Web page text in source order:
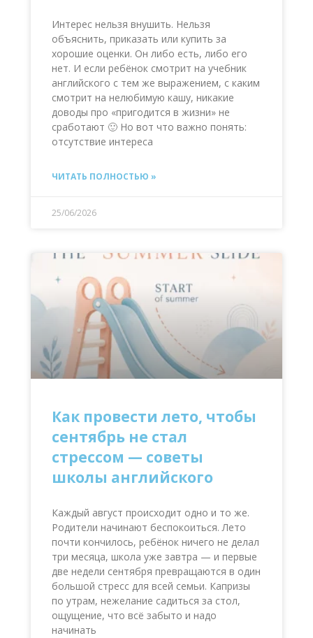
Интерес нельзя внушить. Нельзя
объяснить, приказать или купить за
хорошие оценки. Он либо есть, либо его
нет. И если ребёнок смотрит на учебник
английского с тем же выражением, с каким
смотрит на нелюбимую кашу, никакие
доводы про «пригодится в жизни» не
сработают 🙂 Но вот что важно понять:
отсутствие интереса
ЧИТАТЬ ПОЛНОСТЬЮ »
25/06/2026
Как провести лето, чтобы
сентябрь не стал
стрессом — советы
школы английского
Каждый август происходит одно и то же.
Родители начинают беспокоиться. Лето
почти кончилось, ребёнок ничего не делал
три месяца, школа уже завтра — и первые
две недели сентября превращаются в один
большой стресс для всей семьи. Капризы
по утрам, нежелание садиться за стол,
ощущение, что всё забыто и надо
начинать